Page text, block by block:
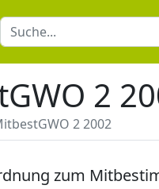
2
2 2002
zum